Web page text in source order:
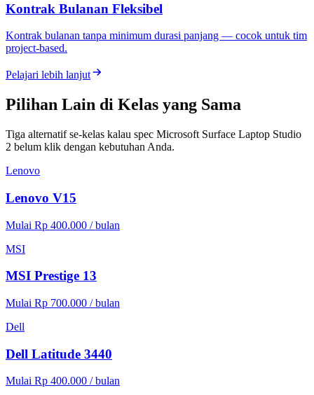
Kontrak Bulanan Fleksibel
Kontrak bulanan tanpa minimum durasi panjang — cocok untuk tim
project-based.
Pelajari lebih lanjut
Pilihan Lain di Kelas yang Sama
Tiga alternatif se-kelas kalau spec Microsoft Surface Laptop Studio
2 belum klik dengan kebutuhan Anda.
Lenovo
Lenovo V15
Mulai Rp 400.000 / bulan
MSI
MSI Prestige 13
Mulai Rp 700.000 / bulan
Dell
Dell Latitude 3440
Mulai Rp 400.000 / bulan